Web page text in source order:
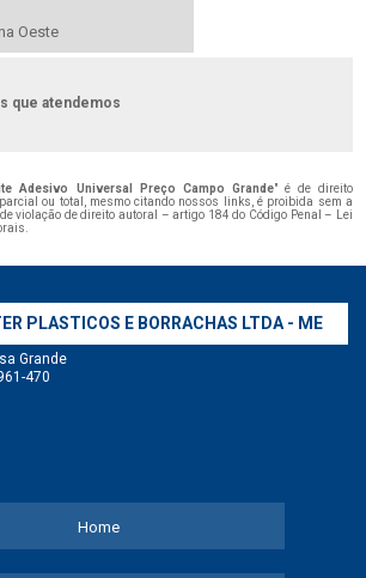
Oeste
que atendemos
Adesivo Universal Preço Campo Grande" é de direito
ou total, mesmo citando nossos links, é proibida sem a
violação de direito autoral – artigo 184 do Código Penal –
Lei
PLASTICOS E BORRACHAS LTDA - ME
Grande
470
Home